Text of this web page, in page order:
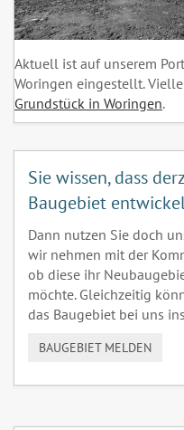
Aktuell ist auf unserem
Woringen eingestellt.
Grundstück in Woringen.
Sie wissen, dass
Baugebiet
Dann nutzen Sie doch
wir nehmen mit der
ob diese ihr
möchte. Gleichzeitig
das Baugebiet bei uns
BAUGEBIET MELDEN